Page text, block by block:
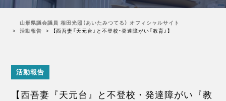
山形県議会議員 相田光照（あいたみつてる） オフィシャルサイト
活動報告
【西吾妻『天元台』と不登校・発達障がい『教育』】
活動報告
【西吾妻『天元台』と不登校・発達障がい『教